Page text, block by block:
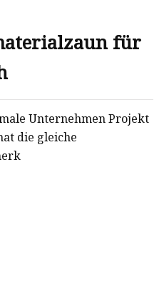
für
Unternehmen Projekt
die gleiche